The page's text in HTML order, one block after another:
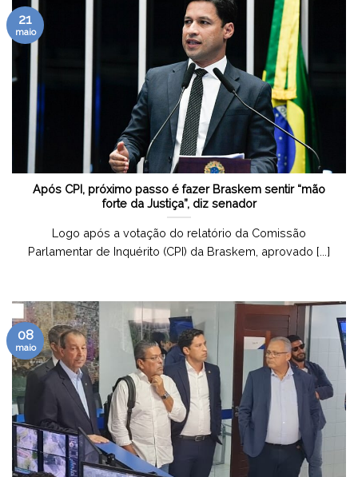
Após CPI, próximo passo é fazer Braskem sentir “mão
forte da Justiça”, diz senador
Logo após a votação do relatório da Comissão
Parlamentar de Inquérito (CPI) da Braskem, aprovado [...]
21
maio
08
maio